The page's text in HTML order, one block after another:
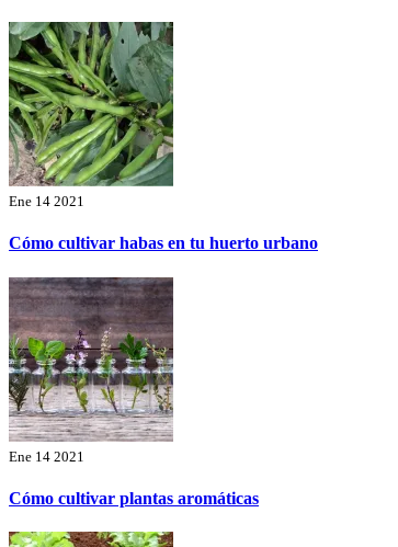
Ene 14 2021
Cómo cultivar habas en tu huerto urbano
Ene 14 2021
Cómo cultivar plantas aromáticas